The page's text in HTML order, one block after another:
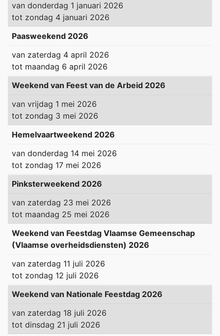
van donderdag 1 januari 2026
tot zondag 4 januari 2026
Paasweekend 2026
van zaterdag 4 april 2026
tot maandag 6 april 2026
Weekend van Feest van de Arbeid 2026
van vrijdag 1 mei 2026
tot zondag 3 mei 2026
Hemelvaartweekend 2026
van donderdag 14 mei 2026
tot zondag 17 mei 2026
Pinksterweekend 2026
van zaterdag 23 mei 2026
tot maandag 25 mei 2026
Weekend van Feestdag Vlaamse Gemeenschap
(Vlaamse overheidsdiensten) 2026
van zaterdag 11 juli 2026
tot zondag 12 juli 2026
Weekend van Nationale Feestdag 2026
van zaterdag 18 juli 2026
tot dinsdag 21 juli 2026